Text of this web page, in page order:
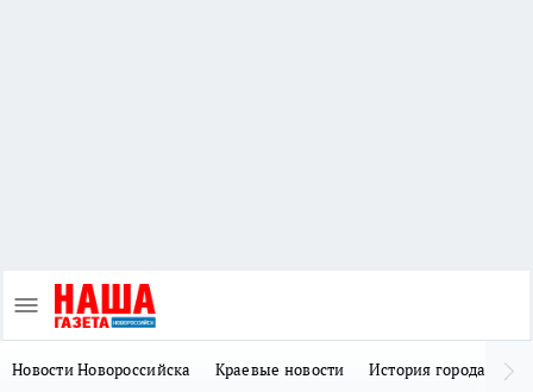
Новости Новороссийска Краевые новости История города Н